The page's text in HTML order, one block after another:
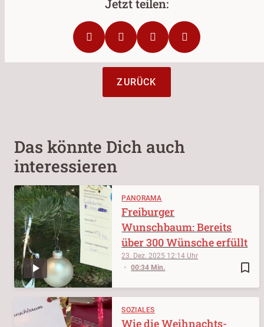
ZURÜCK
Das könnte Dich auch
interessieren
PANORAMA
bookmark_border
23. Dez. 2025 12:14
00:34 Min.
Freiburger
Wunschbaum: Bereits
über 300 Wünsche erfüllt
SOZIALES
Wie die Weihnachts-